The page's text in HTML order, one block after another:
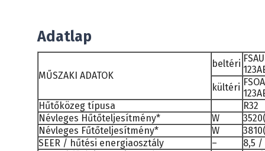
Adatlap
MŰSZAKI ADATOK
beltéri
kültéri
Hűtőközeg típusa
R32
Névleges Hűtőteljesítmény*
W
Névleges Fűtőteljesítmény*
W
SEER / hűtési energiaosztály
–
8,5 /